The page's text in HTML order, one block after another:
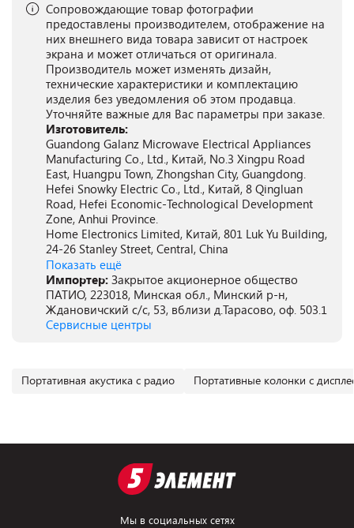
Сопровождающие товар фотографии
предоставлены производителем, отображение на
них внешнего вида товара зависит от настроек
экрана и может отличаться от оригинала.
Производитель может изменять дизайн,
технические характеристики и комплектацию
изделия без уведомления об этом продавца.
Уточняйте важные для Вас параметры при заказе.
Изготовитель:
Guandong Galanz Microwave Electrical Appliances
Manufacturing Co., Ltd., Китай, No.3 Xingpu Road
East, Huangpu Town, Zhongshan City, Guangdong.
Hefei Snowky Electric Co., Ltd., Китай, 8 Qingluan
Road, Hefei Economic-Technological Development
Zone, Anhui Province.
Home Electronics Limited, Китай, 801 Luk Yu Building,
24-26 Stanley Street, Central, China
Показать ещё
Импортер: Закрытое акционерное общество
ПАТИО, 223018, Минская обл., Минский р-н,
Ждановичский с/с, 53, вблизи д.Тарасово, оф. 503.1
Сервисные центры
Портативная акустика с радио Портативные колонки с
Мы в социальных сетях